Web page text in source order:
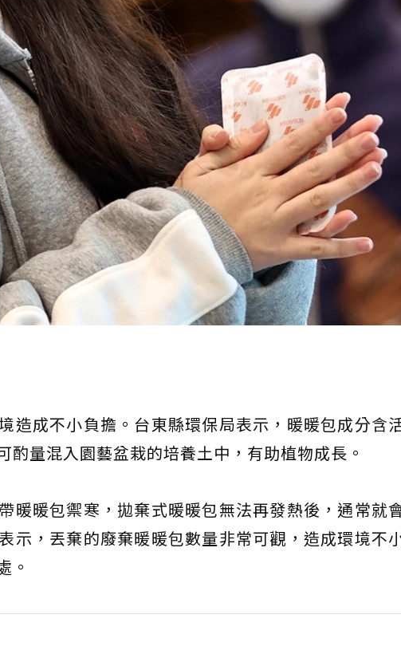
造成不小負擔。台東縣環保局表示，暖暖包成分含
酌量混入園藝盆栽的培養土中，有助植物成長。
暖暖包禦寒，拋棄式暖暖包無法再發熱後，通常就
示，丟棄的廢棄暖暖包數量非常可觀，造成環境不
。